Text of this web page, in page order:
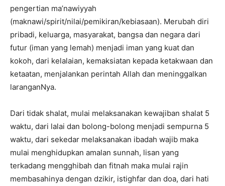
pengertian ma’nawiyyah
(maknawi/spirit/nilai/pemikiran/kebiasaan). Merubah diri
pribadi, keluarga, masyarakat, bangsa dan negara dari
futur (iman yang lemah) menjadi iman yang kuat dan
kokoh, dari kelalaian, kemaksiatan kepada ketakwaan dan
ketaatan, menjalankan perintah Allah dan meninggalkan
laranganNya.
Dari tidak shalat, mulai melaksanakan kewajiban shalat 5
waktu, dari lalai dan bolong-bolong menjadi sempurna 5
waktu, dari sekedar melaksanakan ibadah wajib maka
mulai menghidupkan amalan sunnah, lisan yang
terkadang mengghibah dan fitnah maka mulai rajin
membasahinya dengan dzikir, istighfar dan doa, dari hati